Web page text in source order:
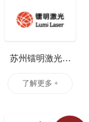
苏州镭明激光科
技有限公司
了解更多 +